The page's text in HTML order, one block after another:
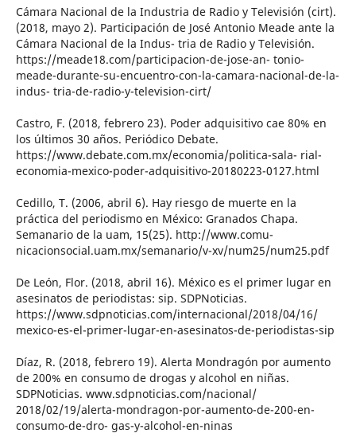
Cámara Nacional de la Industria de Radio y Televisión (cirt).
(2018, mayo 2). Participación de José Antonio Meade ante la
Cámara Nacional de la Indus- tria de Radio y Televisión.
https://meade18.com/participacion-de-jose-an- tonio-
meade-durante-su-encuentro-con-la-camara-nacional-de-la-
indus- tria-de-radio-y-television-cirt/
Castro, F. (2018, febrero 23). Poder adquisitivo cae 80% en
los últimos 30 años. Periódico Debate.
https://www.debate.com.mx/economia/politica-sala- rial-
economia-mexico-poder-adquisitivo-20180223-0127.html
Cedillo, T. (2006, abril 6). Hay riesgo de muerte en la
práctica del periodismo en México: Granados Chapa.
Semanario de la uam, 15(25). http://www.comu-
nicacionsocial.uam.mx/semanario/v-xv/num25/num25.pdf
De León, Flor. (2018, abril 16). México es el primer lugar en
asesinatos de periodistas: sip. SDPNoticias.
https://www.sdpnoticias.com/internacional/2018/04/16/
mexico-es-el-primer-lugar-en-asesinatos-de-periodistas-sip
Díaz, R. (2018, febrero 19). Alerta Mondragón por aumento
de 200% en consumo de drogas y alcohol en niñas.
SDPNoticias. www.sdpnoticias.com/nacional/
2018/02/19/alerta-mondragon-por-aumento-de-200-en-
consumo-de-dro- gas-y-alcohol-en-ninas